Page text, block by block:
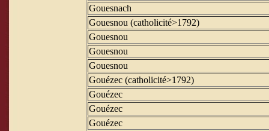
Gouesnach
Gouesnou (catholicité>1792)
Gouesnou
Gouesnou
Gouesnou
Gouézec (catholicité>1792)
Gouézec
Gouézec
Gouézec